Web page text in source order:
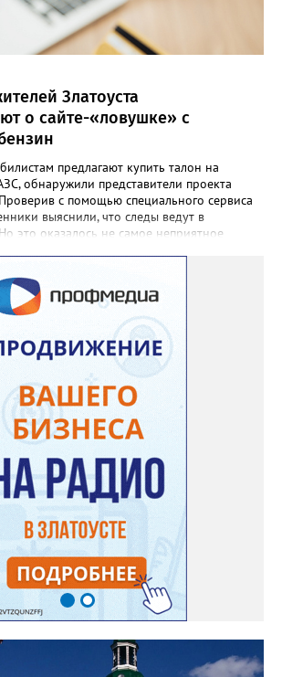
организатор фестиваля, эстрадный
главного патриотического конкурса страны
лауреат премии в области культуры и
лира», участник телевизионных проектов
звания «Голос страны» Алексей
Златоуста
о сайте-«ловушке» с
предлагают купить талон на
обнаружили представители проекта
с помощью специального сервиса
выяснили, что следы ведут в
это оказалось не самое неприятное
на 10, 50 или 100 литров с
к оплате. А значит, это классическая
- сообщил руководитель Народного
области Денис Рыжий. Активисты
быть осторожнее. И рассказывать о
Между тем, ситуация на
рынке вроде бы стабилизировалась,
По данным замминистра энергетики Павла
на АЗС нет в Москве, Санкт-Петербурге и
Во многих регионах сняты
бензина. В Челябинской области
штаб был создан в конце июня. 18
заседания губернатор Алексей Текслер
количество бензовозов, вывести на самые
патрули, контролировать запасы
продаж, а также обеспечить
горючим пожарных, скорых и